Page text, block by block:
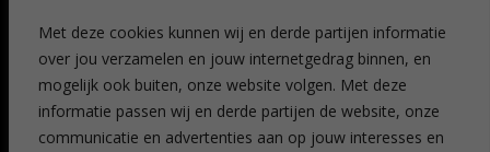
Met deze cookies kunnen wij en derde partijen informatie
over jou verzamelen en jouw internetgedrag binnen, en
mogelijk ook buiten, onze website volgen. Met deze
informatie passen wij en derde partijen de website, onze
communicatie en advertenties aan op jouw interesses en
Leiden
Amsterdam
Breda
Favorieten
Mijn art alert